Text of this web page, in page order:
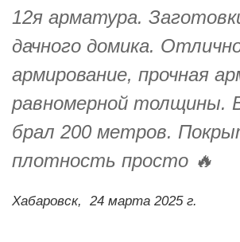
12я арматура.
дачного домика.
армирование, прочная
равномерной толщины.
брал 200 метров.
плотность просто 🔥
Хабаровск, 24 марта 2025 г.